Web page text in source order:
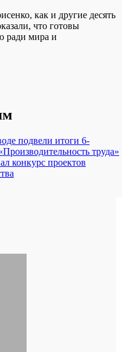
как и другие десять
что готовы
ради мира и
подвели итоги 6-
труда»
конкурс проектов